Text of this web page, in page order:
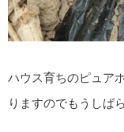
ハウス育ちのピュア
りますのでもうしば